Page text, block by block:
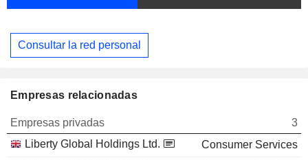
Consultar la red personal
Empresas relacionadas
Empresas privadas
3
Liberty Global Holdings Ltd.
Consumer Services